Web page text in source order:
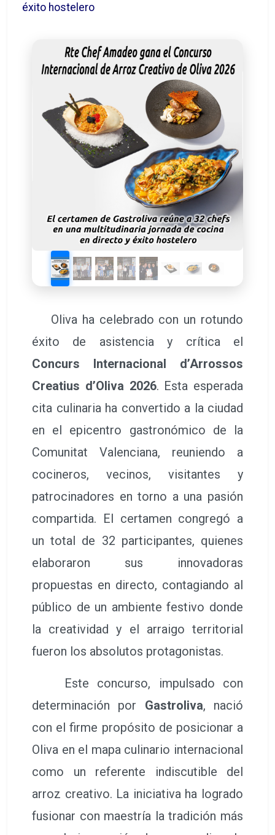
éxito hostelero
Oliva ha celebrado con un rotundo
éxito de asistencia y crítica el
Concurs Internacional d’Arrossos
Creatius d’Oliva 2026. Esta esperada
en el epicentro gastronómico de la
Comunitat Valenciana, reuniendo a
cocineros, vecinos, visitantes y
patrocinadores en torno a una pasión
un total de 32 participantes, quienes